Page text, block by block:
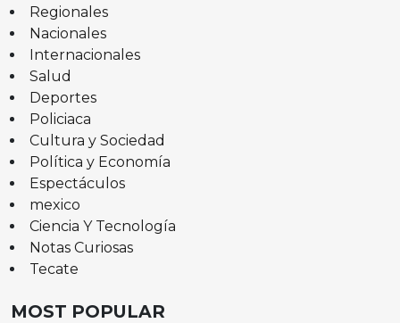
Regionales
Nacionales
Internacionales
Salud
Deportes
Policiaca
Cultura y Sociedad
Política y Economía
Espectáculos
mexico
Ciencia Y Tecnología
Notas Curiosas
Tecate
MOST POPULAR